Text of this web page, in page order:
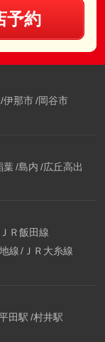
予約
伊那市 岡谷市
葉 島内 広丘高出
Ｒ飯田線
線
ＪＲ大糸線
田駅 村井駅